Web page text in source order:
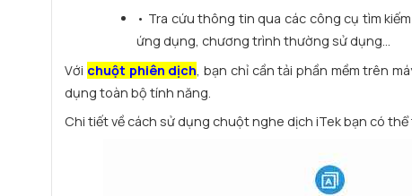
• Tra cứu thông tin qua các công cụ tìm
ứng dụng, chương trình thường sử dụng…
Với chuột phiên dịch , bạn chỉ cần tải phần mềm trên
dụng toàn bộ tính năng.
Chi tiết về cách sử dụng chuột nghe dịch iTek bạn có